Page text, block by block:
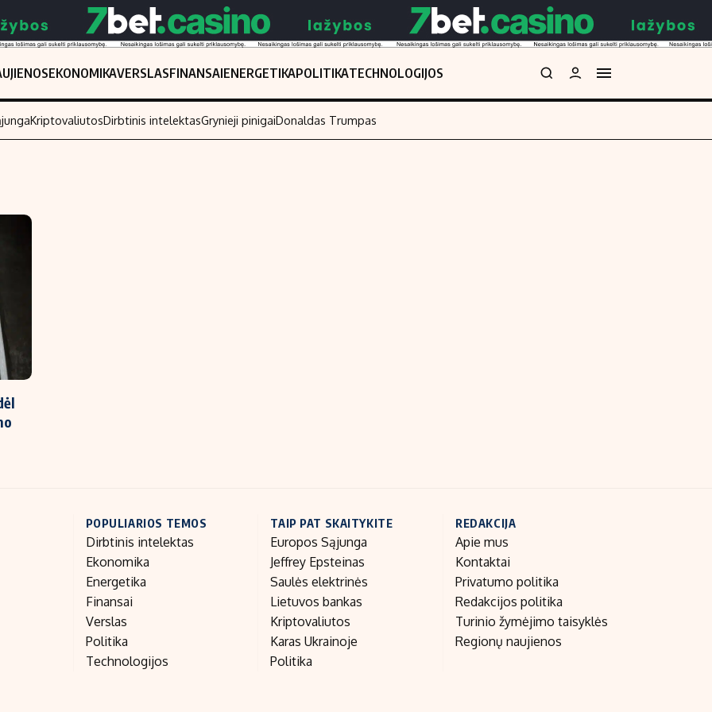
EKONOMIKAVERSLASFINANSAIENERGETIKAPOLITIKATECHNOLOGIJOS
KriptovaliutosDirbtinis intelektasGrynieji pinigaiDonaldas Trumpas
POPULIARIOS TEMOS
Dirbtinis intelektas
Ekonomika
Energetika
Finansai
Verslas
Politika
Technologijos
TAIP PAT SKAITYKITE
Europos Sąjunga
Jeffrey Epsteinas
Saulės elektrinės
Lietuvos bankas
Kriptovaliutos
Karas Ukrainoje
Politika
REDAKCIJA
Apie mus
Kontaktai
Privatumo politika
Redakcijos politika
Turinio žymėjimo taisyklės
Regionų naujienos